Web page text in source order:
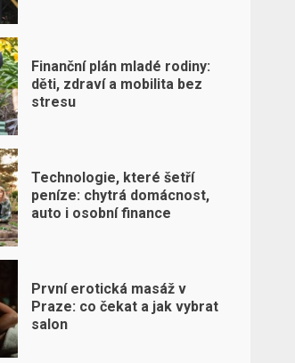
Finanční plán mladé rodiny:
děti, zdraví a mobilita bez
stresu
Technologie, které šetří
peníze: chytrá domácnost,
auto i osobní finance
První erotická masáž v
Praze: co čekat a jak vybrat
salon